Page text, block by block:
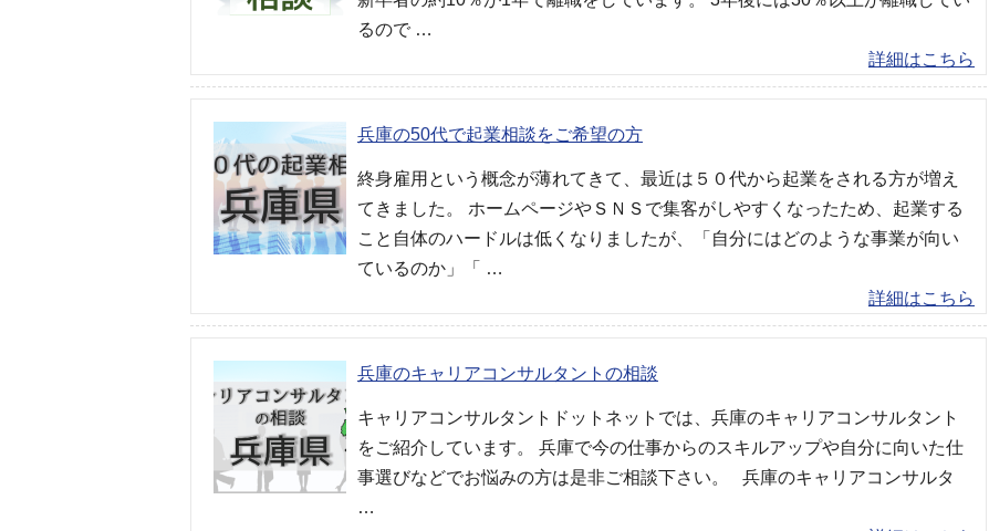
るので …
詳細はこちら
兵庫の50代で起業相談をご希望の方
終身雇用という概念が薄れてきて、最近は５０代から起業をされる方が増え
てきました。 ホームページやＳＮＳで集客がしやすくなったため、起業する
こと自体のハードルは低くなりましたが、「自分にはどのような事業が向い
ているのか」「 …
詳細はこちら
兵庫のキャリアコンサルタントの相談
キャリアコンサルタントドットネットでは、兵庫のキャリアコンサルタント
をご紹介しています。 兵庫で今の仕事からのスキルアップや自分に向いた仕
事選びなどでお悩みの方は是非ご相談下さい。 兵庫のキャリアコンサルタ
…